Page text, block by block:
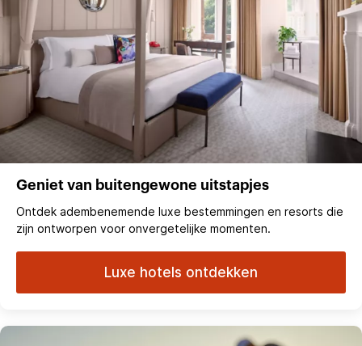
Geniet van buitengewone uitstapjes
Ontdek adembenemende luxe bestemmingen en resorts die
zijn ontworpen voor onvergetelijke momenten.
Luxe hotels ontdekken